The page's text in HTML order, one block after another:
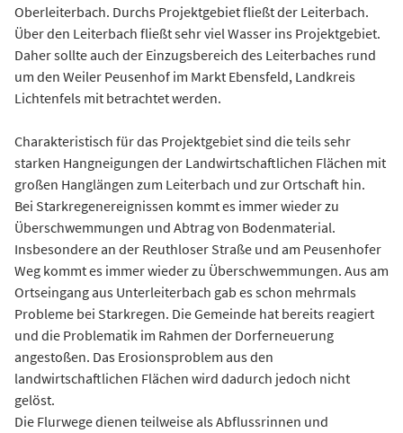
Oberleiterbach. Durchs Projektgebiet fließt der Leiterbach.
Über den Leiterbach fließt sehr viel Wasser ins Projektgebiet.
Daher sollte auch der Einzugsbereich des Leiterbaches rund
um den Weiler Peusenhof im Markt Ebensfeld, Landkreis
Lichtenfels mit betrachtet werden.
Charakteristisch für das Projektgebiet sind die teils sehr
starken Hangneigungen der Landwirtschaftlichen Flächen mit
großen Hanglängen zum Leiterbach und zur Ortschaft hin.
Bei Starkregenereignissen kommt es immer wieder zu
Überschwemmungen und Abtrag von Bodenmaterial.
Insbesondere an der Reuthloser Straße und am Peusenhofer
Weg kommt es immer wieder zu Überschwemmungen. Aus am
Ortseingang aus Unterleiterbach gab es schon mehrmals
Probleme bei Starkregen. Die Gemeinde hat bereits reagiert
und die Problematik im Rahmen der Dorferneuerung
angestoßen. Das Erosionsproblem aus den
landwirtschaftlichen Flächen wird dadurch jedoch nicht
gelöst.
Die Flurwege dienen teilweise als Abflussrinnen und